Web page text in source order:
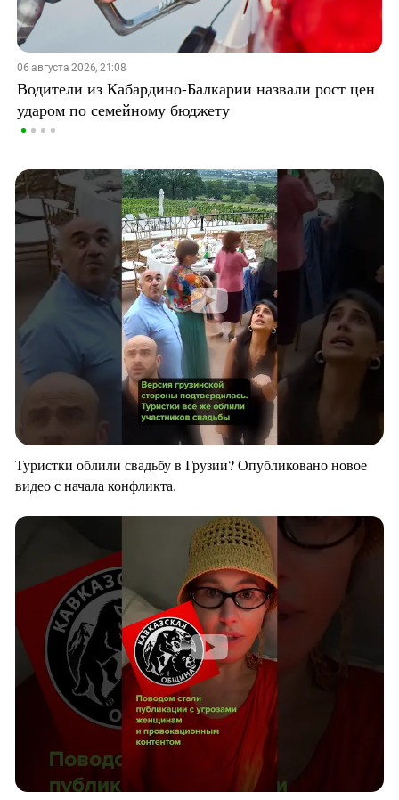
06 августа 2026, 21:08
Водители из Кабардино-Балкарии назвали рост цен
ударом по семейному бюджету
Туристки облили свадьбу в Грузии? Опубликовано новое
видео с начала конфликта.